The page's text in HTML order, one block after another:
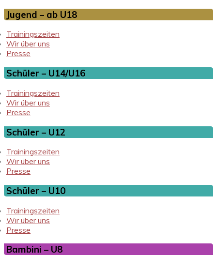
Jugend – ab U18
Trainingszeiten
Wir über uns
Presse
Schüler – U14/U16
Trainingszeiten
Wir über uns
Presse
Schüler – U12
Trainingszeiten
Wir über uns
Presse
Schüler – U10
Trainingszeiten
Wir über uns
Presse
Bambini – U8